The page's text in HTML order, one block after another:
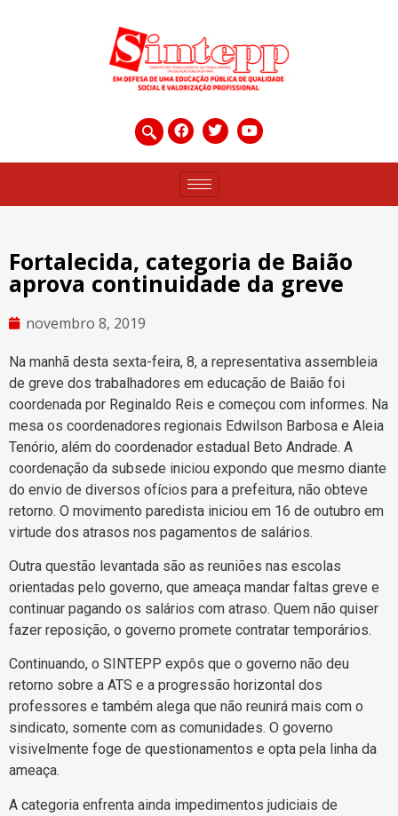
Fortalecida, categoria de Baião
aprova continuidade da greve
novembro 8, 2019
Na manhã desta sexta-feira, 8, a representativa assembleia
de greve dos trabalhadores em educação de Baião foi
coordenada por Reginaldo Reis e começou com informes. Na
mesa os coordenadores regionais Edwilson Barbosa e Aleia
Tenório, além do coordenador estadual Beto Andrade. A
coordenação da subsede iniciou expondo que mesmo diante
do envio de diversos ofícios para a prefeitura, não obteve
retorno. O movimento paredista iniciou em 16 de outubro em
virtude dos atrasos nos pagamentos de salários.
Outra questão levantada são as reuniões nas escolas
orientadas pelo governo, que ameaça mandar faltas greve e
continuar pagando os salários com atraso. Quem não quiser
fazer reposição, o governo promete contratar temporários.
Continuando, o SINTEPP expôs que o governo não deu
retorno sobre a ATS e a progressão horizontal dos
professores e também alega que não reunirá mais com o
sindicato, somente com as comunidades. O governo
visivelmente foge de questionamentos e opta pela linha da
ameaça.
A categoria enfrenta ainda impedimentos judiciais de